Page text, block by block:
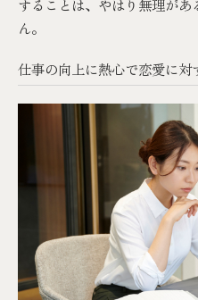
することは、やはり無理が
ん。
仕事の向上に熱心で恋愛に対